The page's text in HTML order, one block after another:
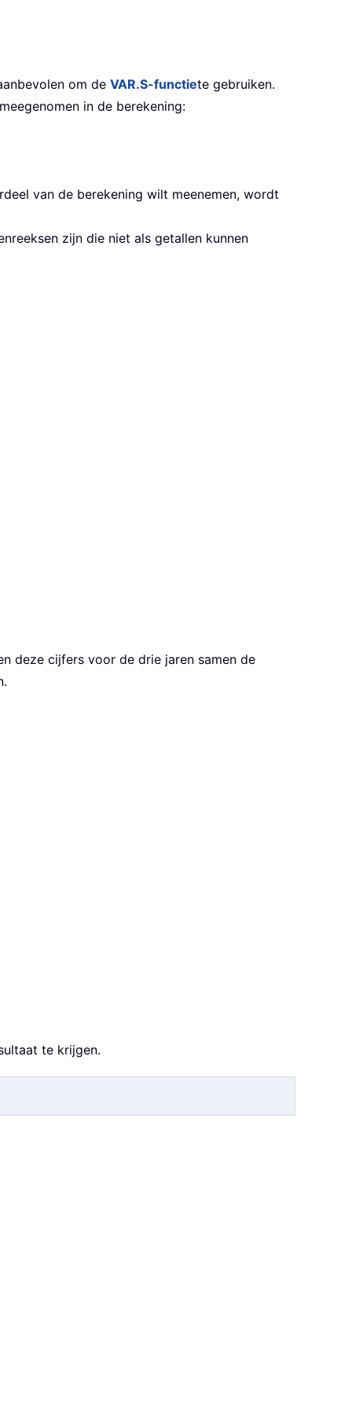
om de VAR.S-functiete gebruiken.
in de berekening:
van de berekening wilt meenemen, wordt
zijn die niet als getallen kunnen
deze cijfers voor de drie jaren samen de
te krijgen.